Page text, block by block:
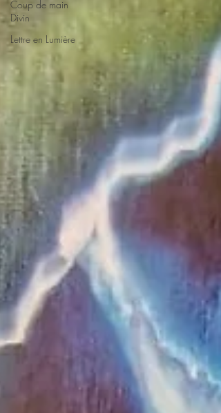
Coup de main
Divin
Lettre en Lumière